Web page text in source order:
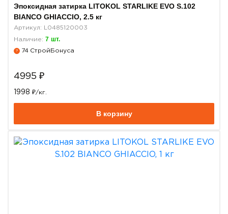
Эпоксидная затирка LITOKOL STARLIKE EVO S.102
BIANCO GHIACCIO, 2.5 кг
Артикул: L0485120003
Наличие: 7 шт.
? 74 СтройБонуса
4995 ₽
1998 ₽/кг.
В корзину